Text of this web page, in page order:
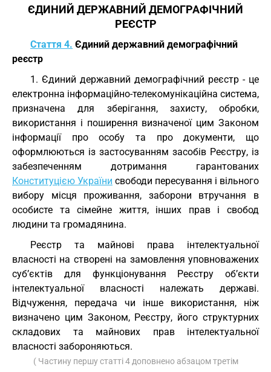
ЄДИНИЙ ДЕРЖАВНИЙ ДЕМОГРАФІЧНИЙ
РЕЄСТР
Стаття 4. Єдиний державний демографічний
реєстр
1. Єдиний державний демографічний реєстр - це
електронна інформаційно-телекомунікаційна система,
призначена для зберігання, захисту, обробки,
використання і поширення визначеної цим Законом
інформації про особу та про документи, що
оформлюються із застосуванням засобів Реєстру, із
забезпеченням дотримання гарантованих
Конституцією України свободи пересування і вільного
вибору місця проживання, заборони втручання в
особисте та сімейне життя, інших прав і свобод
людини та громадянина.
Реєстр та майнові права інтелектуальної
власності на створені на замовлення уповноважених
суб’єктів для функціонування Реєстру об’єкти
інтелектуальної власності належать державі.
Відчуження, передача чи інше використання, ніж
визначено цим Законом, Реєстру, його структурних
складових та майнових прав інтелектуальної
власності забороняються.
( Частину першу статті 4 доповнено абзацом третім